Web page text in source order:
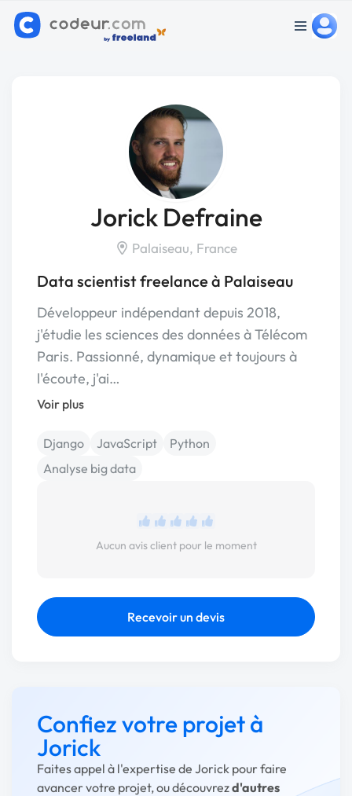
Jorick Defraine
Palaiseau, France
Data scientist freelance à Palaiseau
Développeur indépendant depuis 2018,
j'étudie les sciences des données à Télécom
Paris. Passionné, dynamique et toujours à
l'écoute, j'ai…
Voir plus
Django JavaScript
Python
Analyse big data
Aucun avis client pour le moment
Recevoir un devis
Confiez votre projet à
Jorick
Faites appel à l'expertise de Jorick pour faire
avancer votre projet, ou découvrezd'autres